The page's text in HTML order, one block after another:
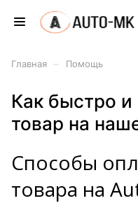
Главная Помощь
Как быстро и
товар на
Способы
товара на